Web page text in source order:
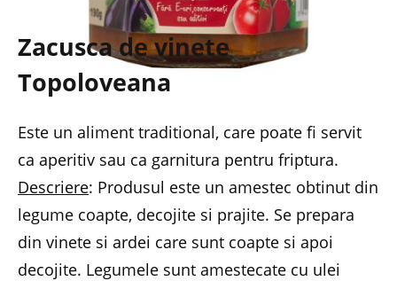
Zacusca de vinete
Topoloveana
Este un aliment traditional, care poate fi servit
ca aperitiv sau ca garnitura pentru friptura.
Descriere: Produsul este un amestec obtinut din
legume coapte, decojite si prajite. Se prepara
din vinete si ardei care sunt coapte si apoi
decojite. Legumele sunt amestecate cu ulei